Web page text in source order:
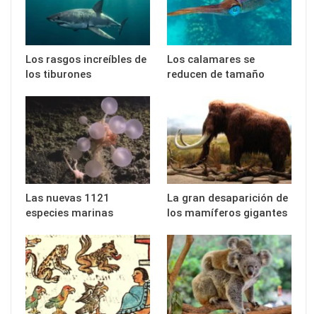
Los rasgos increíbles de
los tiburones
Los calamares se
reducen de tamaño
Las nuevas 1121
especies marinas
La gran desaparición de
los mamíferos gigantes